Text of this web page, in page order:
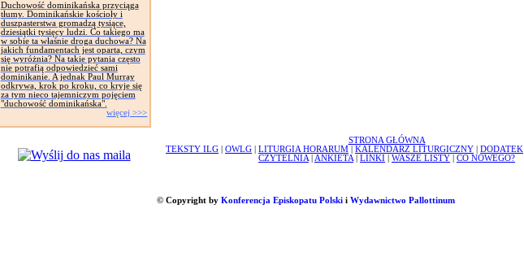
Duchowość dominikańska przyciąga
tłumy. Dominikańskie kościoły i
duszpasterstwa gromadzą tysiące,
dziesiątki tysięcy ludzi. Co takiego ma
w sobie ta właśnie droga duchowa? Na
jakich fundamentach jest oparta, czym
się wyróżnia? Na takie pytania często
nie potrafią odpowiedzieć sami
dominikanie. A jednak Paul Murray
odkrywa, krok po kroku, co kryje się
za tym nieco tajemniczym pojęciem
"duchowość dominikańska".
więcej >>>
STRONA GŁÓWNA
TEKSTY ILG
OWLG LITURGIA HORARUM KALENDARZ LITURGICZNY DODATEK
CZYTELNIA
ANKIETA LINKI WASZE LISTY CO NOWEGO?
© Copyright by Konferencja Episkopatu Polskii Wydawnictwo Pallottinum